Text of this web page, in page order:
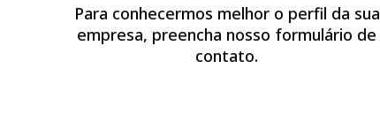
Para conhecermos melhor o perfil da sua
empresa, preencha nosso formulário de
contato.